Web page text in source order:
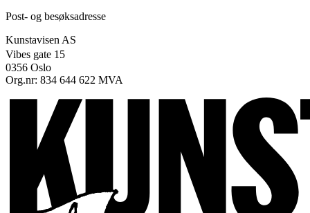
Post- og besøksadresse
Kunstavisen AS
Vibes gate 15
0356 Oslo
Org.nr: 834 644 622 MVA